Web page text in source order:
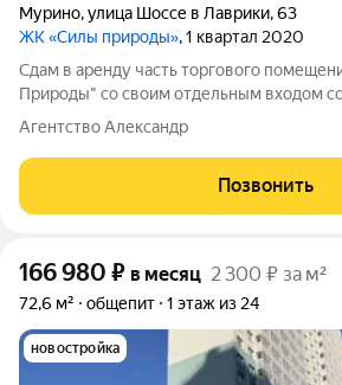
Мурино,улица Шоссе в Лаврики,63
ЖК «Силы природы», 1 квартал 2020
Сдам в аренду часть торгового
Природы" со своим отдельным входом
расположено на первом этаже 14
окно во двор. Все коммуникации есть.
комплекс комплекс заселен уже
Агентство Александр
Позвонить
166 980 ₽ в месяц 2 300 ₽ за м²
72,6 м² общепит 1 этаж из 24
новостройка